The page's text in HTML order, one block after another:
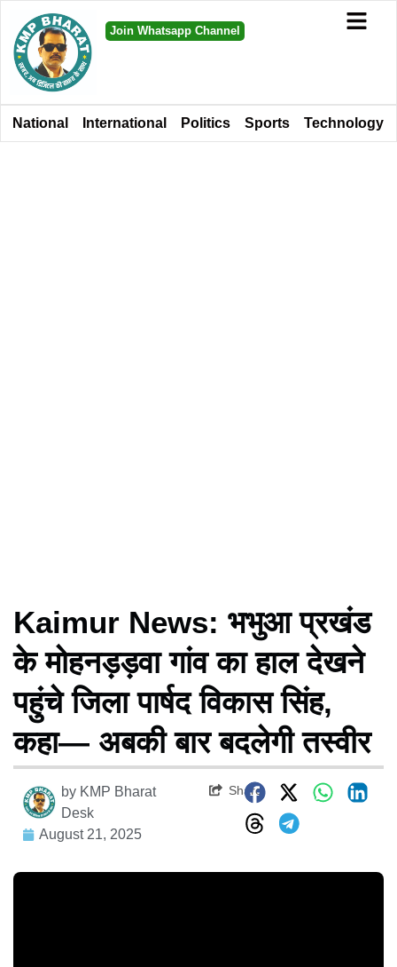
Join Whatsapp Channel
National International Politics Sports Technology
Kaimur News: भभुआ प्रखंड
के मोहनड़ड़वा गांव का हाल देखने
पहुंचे जिला पार्षद विकास सिंह,
कहा— अबकी बार बदलेगी तस्वीर
by KMP Bharat
Desk
August 21, 2025
Share